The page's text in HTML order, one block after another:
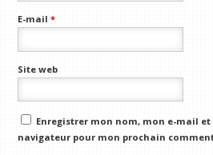
E-mail*
Site web
Enregistrer mon nom, mon e-mail
navigateur pour mon prochain